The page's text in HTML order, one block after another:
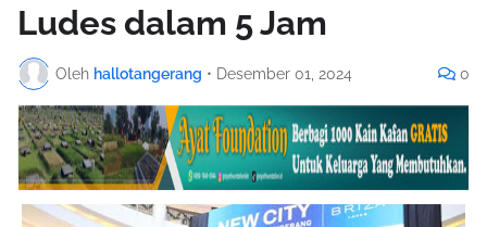
Ludes dalam 5 Jam
Oleh hallotangerang • Desember 01, 2024 0